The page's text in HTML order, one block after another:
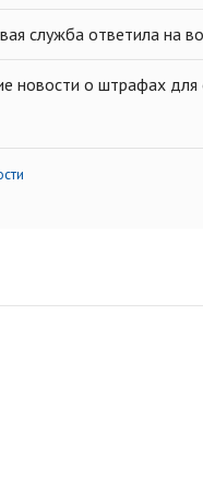
служба ответила на
новости о штрафах для